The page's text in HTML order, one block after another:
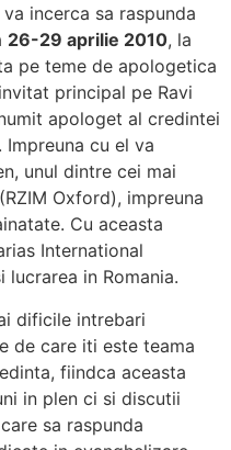
incerca sa raspunda
26-29 aprilie 2010, la
pe teme de apologetica
principal pe Ravi
apologet al credintei
cu el va
unul dintre cei mai
Oxford), impreuna
Cu aceasta
International
lucrarea in Romania.
dificile intrebari
de care iti este teama
fiindca aceasta
in plen ci si discutii
sa raspunda